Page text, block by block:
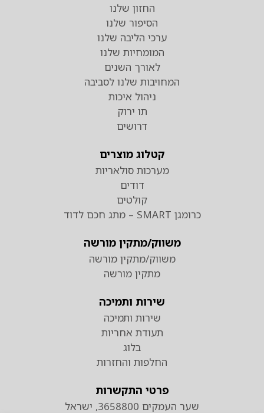
החזון שלנו
הסיפור שלנו
ערכי הליבה שלנו
המומחיות שלנו
לאורך השנים
המחויבות שלנו לסביבה
ניהול איכות
תו ירוק
דרושים
קטלוג מוצרים
מערכות סולאריות
דודים
קולטים
כרומגן SMART – מתג חכם לדוד
משווק/מתקין מורשה
משווק/מתקין מורשה
מתקין מורשה
שירות ותמיכה
שירות ותמיכה
תעודת אחריות
בלוג
החלפות והחזרות
פרטי התקשרות
שער העמקים 3658800, ישראל